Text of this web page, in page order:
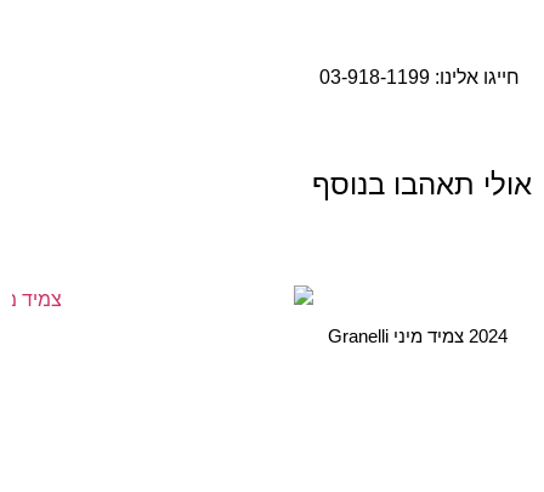
חייגו אלינו: 03-918-1199
אולי תאהבו בנוסף
2024 צמיד מיני Granelli